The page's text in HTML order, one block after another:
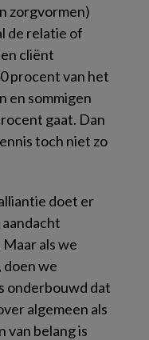
zorgvormen)
de relatie of
cliënt
procent van het
en sommigen
gaat. Dan
toch niet zo
doet er
als we
doen we
onderbouwd dat
algemeen als
van belang is